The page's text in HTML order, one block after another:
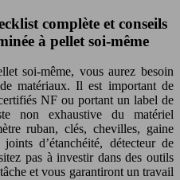
complète et conseils
à pellet soi-même
soi-même, vous aurez besoin
matériaux. Il est important de
NF ou portant un label de
non exhaustive du matériel
ruban, clés, chevilles, gaine
d’étanchéité, détecteur de
pas à investir dans des outils
et vous garantiront un travail